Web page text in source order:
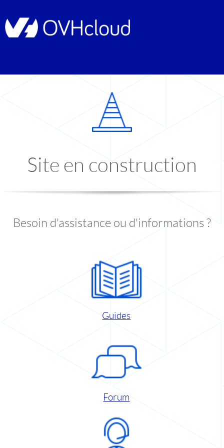
Site en construction
Besoin d'assistance ou d'informations ?
Guides
Forum